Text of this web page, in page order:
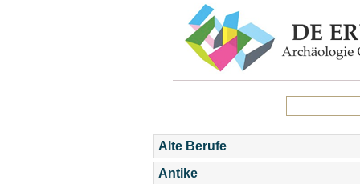
Alte Berufe
Antike